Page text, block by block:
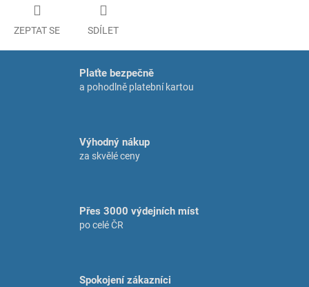
ZEPTAT SE SDÍLET
Plaťte bezpečně
a pohodlně platební kartou
Výhodný nákup
za skvělé ceny
Přes 3000 výdejních míst
po celé ČR
Spokojení zákazníci